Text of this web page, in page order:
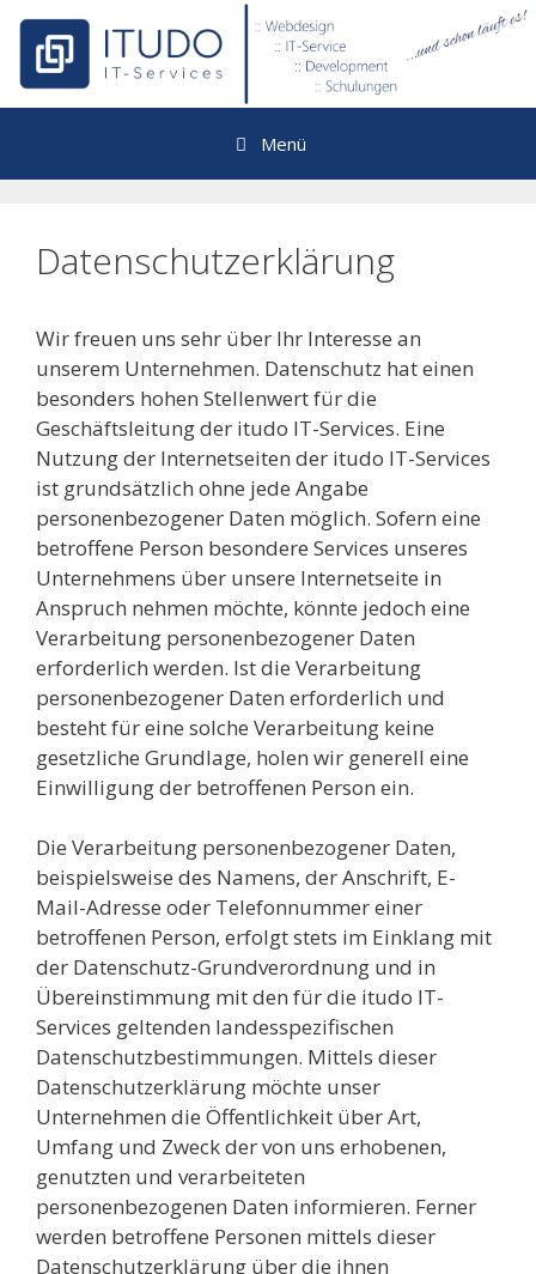
Zum
Inhalt
springen
Menü
Datenschutzerklärung
Wir freuen uns sehr über Ihr Interesse an
unserem Unternehmen. Datenschutz hat einen
besonders hohen Stellenwert für die
Geschäftsleitung der itudo IT-Services. Eine
Nutzung der Internetseiten der itudo IT-Services
ist grundsätzlich ohne jede Angabe
personenbezogener Daten möglich. Sofern eine
betroffene Person besondere Services unseres
Unternehmens über unsere Internetseite in
Anspruch nehmen möchte, könnte jedoch eine
Verarbeitung personenbezogener Daten
erforderlich werden. Ist die Verarbeitung
personenbezogener Daten erforderlich und
besteht für eine solche Verarbeitung keine
gesetzliche Grundlage, holen wir generell eine
Einwilligung der betroffenen Person ein.
Die Verarbeitung personenbezogener Daten,
beispielsweise des Namens, der Anschrift, E-
Mail-Adresse oder Telefonnummer einer
betroffenen Person, erfolgt stets im Einklang mit
der Datenschutz-Grundverordnung und in
Übereinstimmung mit den für die itudo IT-
Services geltenden landesspezifischen
Datenschutzbestimmungen. Mittels dieser
Datenschutzerklärung möchte unser
Unternehmen die Öffentlichkeit über Art,
Umfang und Zweck der von uns erhobenen,
genutzten und verarbeiteten
personenbezogenen Daten informieren. Ferner
werden betroffene Personen mittels dieser
Datenschutzerklärung über die ihnen